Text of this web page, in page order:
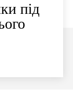
під